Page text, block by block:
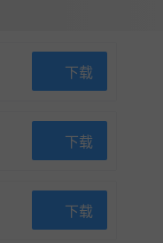
下载
下载
下载